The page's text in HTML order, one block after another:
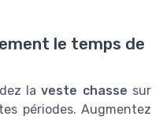
le temps de
laveste chasse sur
périodes. Augmentez